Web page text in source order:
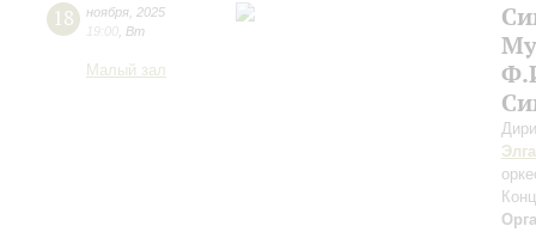
18 ноября 2025
19:00 Вт
Малый зал